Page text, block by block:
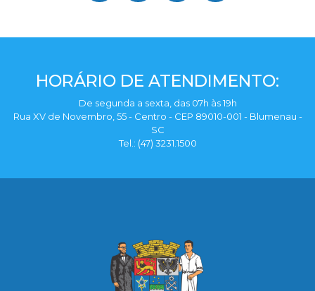
HORÁRIO DE ATENDIMENTO:
De segunda a sexta, das 07h às 19h
Rua XV de Novembro, 55 - Centro - CEP 89010-001 - Blumenau -
SC
Tel.: (47) 3231.1500